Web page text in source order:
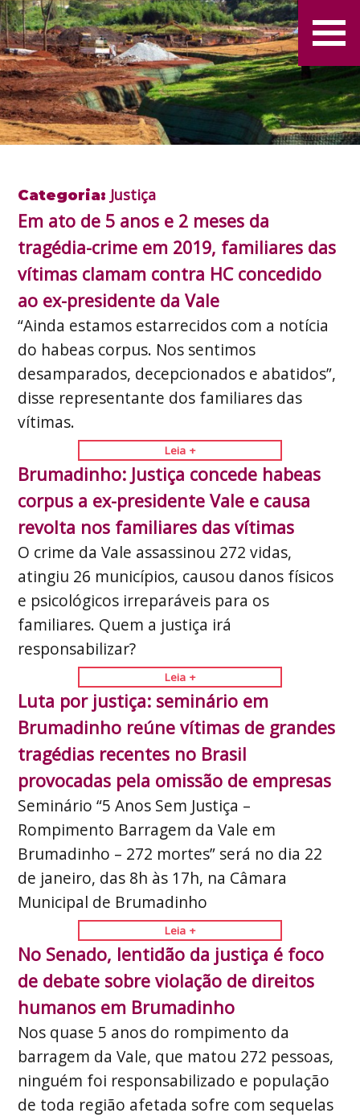
Categoria: Justiça
Em ato de 5 anos e 2 meses da
tragédia-crime em 2019, familiares das
vítimas clamam contra HC concedido
ao ex-presidente da Vale
“Ainda estamos estarrecidos com a notícia
do habeas corpus. Nos sentimos
desamparados, decepcionados e abatidos”,
disse representante dos familiares das
vítimas.
Leia +
Brumadinho: Justiça concede habeas
corpus a ex-presidente Vale e causa
revolta nos familiares das vítimas
O crime da Vale assassinou 272 vidas,
atingiu 26 municípios, causou danos físicos
e psicológicos irreparáveis para os
familiares. Quem a justiça irá
responsabilizar?
Leia +
Luta por justiça: seminário em
Brumadinho reúne vítimas de grandes
tragédias recentes no Brasil
provocadas pela omissão de empresas
Seminário “5 Anos Sem Justiça –
Rompimento Barragem da Vale em
Brumadinho – 272 mortes” será no dia 22
de janeiro, das 8h às 17h, na Câmara
Municipal de Brumadinho
Leia +
No Senado, lentidão da justiça é foco
de debate sobre violação de direitos
humanos em Brumadinho
Nos quase 5 anos do rompimento da
barragem da Vale, que matou 272 pessoas,
ninguém foi responsabilizado e população
de toda região afetada sofre com sequelas